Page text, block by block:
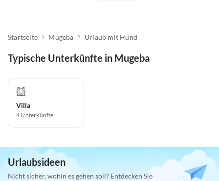
Startseite Mugeba Urlaub mit Hund
Typische Unterkünfte in Mugeba
Villa
4 Unterkünfte
Urlaubsideen
Nicht sicher, wohin es gehen soll? Entdecken Sie